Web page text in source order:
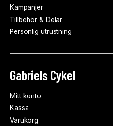
Kampanjer
Tillbehör & Delar
Personlig utrustning
Gabriels Cykel
Mitt konto
Kassa
Varukorg